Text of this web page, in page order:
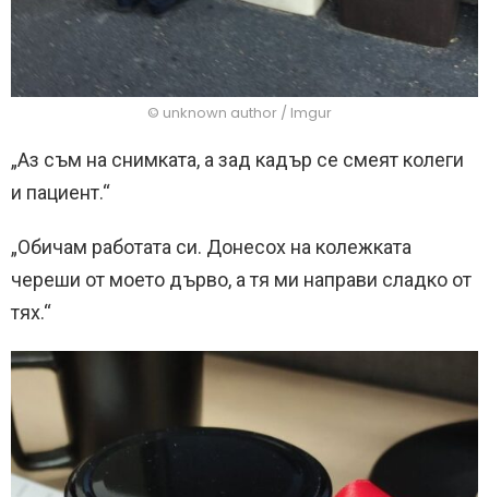
© unknown author / Imgur
„Аз съм на снимката, а зад кадър се смеят колеги
и пациент.“
„Обичам работата си. Донесох на колежката
череши от моето дърво, а тя ми направи сладко от
тях.“